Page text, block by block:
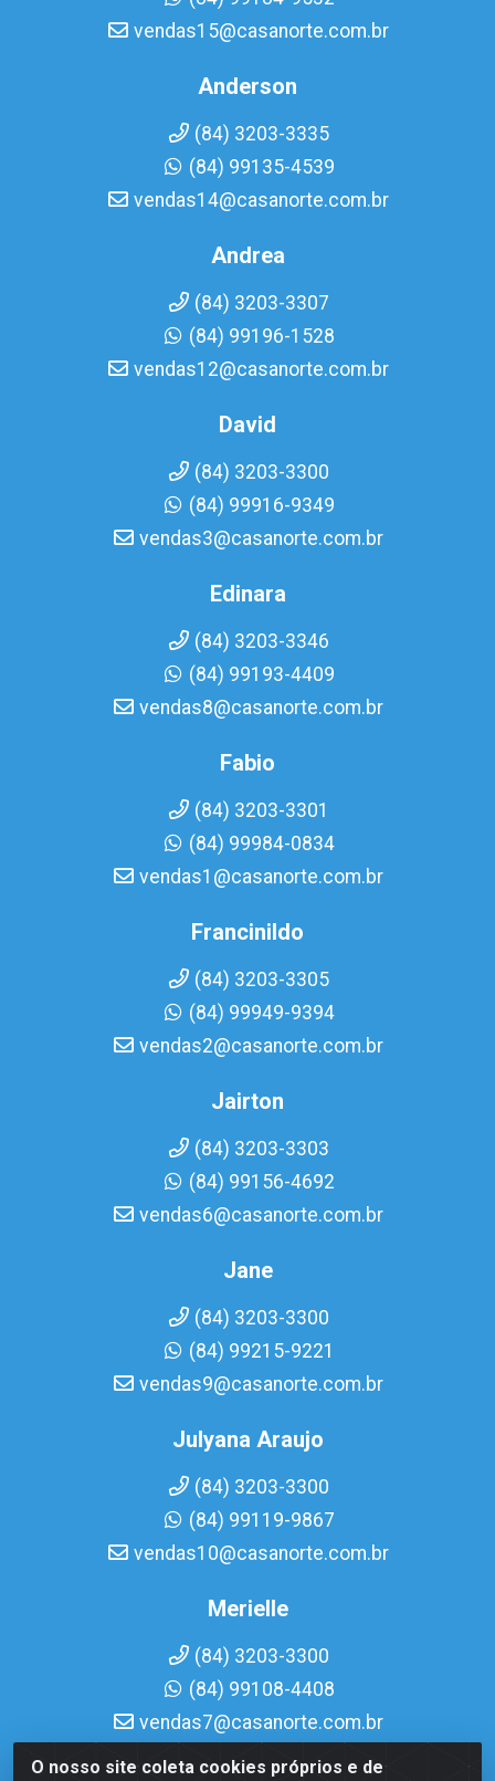
O nosso site coleta cookies próprios e de
vendas15@casanorte.com.br
Anderson
(84) 3203-3335
(84) 99135-4539
vendas14@casanorte.com.br
Andrea
(84) 3203-3307
(84) 99196-1528
vendas12@casanorte.com.br
David
(84) 3203-3300
(84) 99916-9349
vendas3@casanorte.com.br
Edinara
(84) 3203-3346
(84) 99193-4409
vendas8@casanorte.com.br
Fabio
(84) 3203-3301
(84) 99984-0834
vendas1@casanorte.com.br
Francinildo
(84) 3203-3305
(84) 99949-9394
vendas2@casanorte.com.br
Jairton
(84) 3203-3303
(84) 99156-4692
vendas6@casanorte.com.br
Jane
(84) 3203-3300
(84) 99215-9221
vendas9@casanorte.com.br
Julyana Araujo
(84) 3203-3300
(84) 99119-9867
vendas10@casanorte.com.br
Merielle
(84) 3203-3300
(84) 99108-4408
vendas7@casanorte.com.br